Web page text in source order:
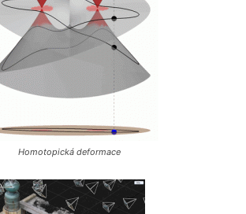
Homotopická deformace